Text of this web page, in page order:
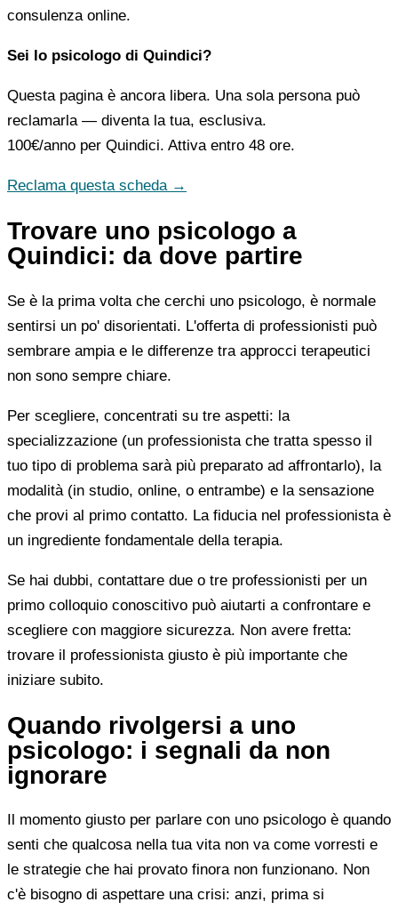
consulenza online.
Sei lo psicologo di Quindici?
Questa pagina è ancora libera. Una sola persona può
reclamarla — diventa la tua, esclusiva.
100€/anno per Quindici. Attiva entro 48 ore.
Reclama questa scheda →
Trovare uno psicologo a
Quindici: da dove partire
Se è la prima volta che cerchi uno psicologo, è normale
sentirsi un po' disorientati. L'offerta di professionisti può
sembrare ampia e le differenze tra approcci terapeutici
non sono sempre chiare.
Per scegliere, concentrati su tre aspetti: la
specializzazione (un professionista che tratta spesso il
tuo tipo di problema sarà più preparato ad affrontarlo), la
modalità (in studio, online, o entrambe) e la sensazione
che provi al primo contatto. La fiducia nel professionista è
un ingrediente fondamentale della terapia.
Se hai dubbi, contattare due o tre professionisti per un
primo colloquio conoscitivo può aiutarti a confrontare e
scegliere con maggiore sicurezza. Non avere fretta:
trovare il professionista giusto è più importante che
iniziare subito.
Quando rivolgersi a uno
psicologo: i segnali da non
ignorare
Il momento giusto per parlare con uno psicologo è quando
senti che qualcosa nella tua vita non va come vorresti e
le strategie che hai provato finora non funzionano. Non
c'è bisogno di aspettare una crisi: anzi, prima si